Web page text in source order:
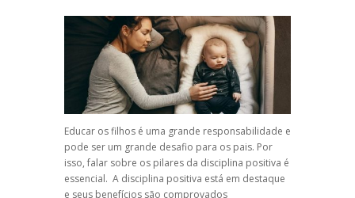
Educar os filhos é uma grande responsabilidade e
pode ser um grande desafio para os pais. Por
isso, falar sobre os pilares da disciplina positiva é
essencial. A disciplina positiva está em destaque
e seus benefícios são comprovados